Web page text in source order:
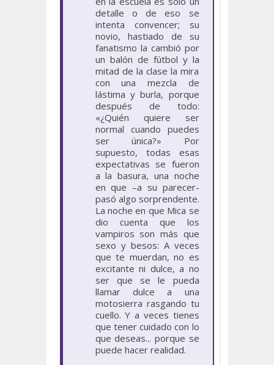
detalle o de eso se
intenta convencer; su
novio, hastiado de su
fanatismo la cambió por
un balón de fútbol y la
mitad de la clase la mira
con una mezcla de
lástima y burla, porque
después de todo:
«¿Quién quiere ser
normal cuando puedes
ser única?» Por
supuesto, todas esas
expectativas se fueron
a la basura, una noche
en que –a su parecer-
pasó algo sorprendente.
La noche en que Mica se
dio cuenta que los
vampiros son más que
sexo y besos: A veces
que te muerdan, no es
excitante ni dulce, a no
ser que se le pueda
llamar dulce a una
motosierra rasgando tu
cuello. Y a veces tienes
que tener cuidado con lo
que deseas... porque se
puede hacer realidad.